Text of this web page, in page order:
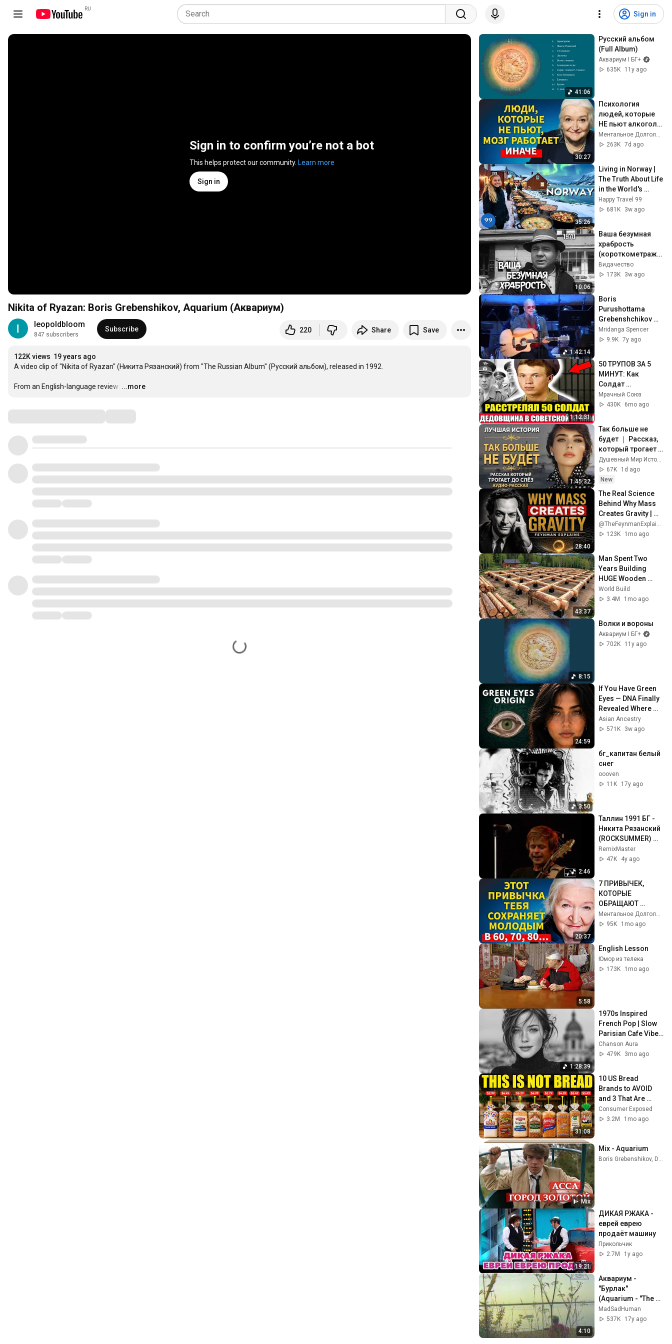
RU
Sign in
Sign in to confirm you’re not a bot
This helps protect our community. Learn more
Sign in
Nikita of Ryazan: Boris Grebenshikov, Aquarium (Аквариум)
leopoldbloom
847 subscribers
Subscribe 220 Share Save
122K views 19 years ago
A video clip of "Nikita of Ryazan" (Никита Рязанский) from "The Russian Album" (Русский альбом), released in 1992.
From an English-language review: …
...more
41:06
Русский альбом
(Full Album)
Аквариум I БГ+
635K
11y ago
30:27
Психология
людей, которые
НЕ пьют алкоголь
(согласно
нейронауке) |
Ментальное Долголетие and 2 more
263K 7d ago
35:26
Living in Norway |
The Truth About Life
in the World's
Richest and Most
Beautiful Country |
Happy Travel 99
681K
3w ago
10:06
Ваша безумная
храбрость
(короткометражн
ый фильм, 1970)
Видачество
173K
3w ago
1:42:14
Boris
Purushottama
Grebenshchikov
Concert Royal
Albert Hall London
Mridanga Spencer
9.9K 7y ago
1:12:31
50 ТРУПОВ ЗА 5
МИНУТ: Как
Солдат
РАССТРЕЛЯЛ Всю
Казарму в СССР!
Фильм
Мрачный Союз
430K
6mo ago
1:45:32
Так больше не
будет ｜ Рассказ,
который трогает
до глубины души.
Очень сильная
история ｜
Аудиорассказ
67K
1d ago
New
28:40
The Real Science
Behind Why Mass
Creates Gravity |
Feynman
@TheFeynmanExplained
123K
1mo ago
43:37
Man Spent Two
Years Building
HUGE Wooden
House for his
Family | Start to
@bjornbrenton
World Build
3.4M
1mo ago
8:15
Волки и вороны
Аквариум I БГ+
702K
11y ago
24:59
If You Have Green
Eyes — DNA Finally
Revealed Where
They Really Come
From
Asian Ancestry
571K
3w ago
3:50
бг_капитан белый
снег
oooven
11K
17y ago
2:46
Таллин 1991 БГ -
Никита Рязанский
(ROCKSUMMER)
Remaster
RemixMaster
47K
4y ago
20:37
7 ПРИВЫЧЕК,
КОТОРЫЕ
ОБРАЩАЮТ
СТАРЕНИЕ ВСПЯТЬ
ПОСЛЕ 60 ЛЕТ |
Ментальное Долголетие
95K
1mo ago
5:58
English Lesson
Юмор из телека
173K
1mo ago
1:28:39
1970s Inspired
French Pop | Slow
Parisian Cafe Vibes
| Chanson Aura
Chanson Aura
479K
3mo ago
31:08
10 US Bread
Brands to AVOID
and 3 That Are
Actually Safe
Consumer Exposed
3.2M
1mo ago
Mix
Mix - Aquarium
19:21
ДИКАЯ РЖАКА -
еврей еврею
продаёт машину
Прикольчик
2.7M
1y ago
4:10
Аквариум -
"Бурлак"
(Aquarium - "The
Volga Boatsman
Song")
MadSadHuman
537K
17y ago